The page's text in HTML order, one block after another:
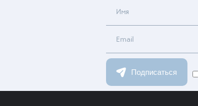
Имя
Email
Подписаться